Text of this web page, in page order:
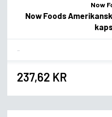
Now
Now Foods
237,62 KR